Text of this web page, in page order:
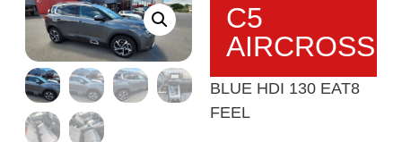
C5
AIRCROSS
BLUE HDI 130 EAT8
FEEL